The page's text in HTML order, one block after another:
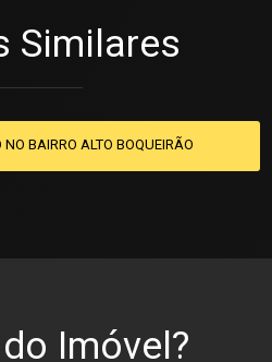
Similares
BAIRRO ALTO BOQUEIRÃO
Imóvel?